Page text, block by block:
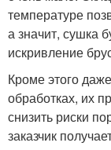
температуре
а значит, сушка
искривление
Кроме этого
обработках, их
снизить риски
заказчик